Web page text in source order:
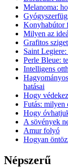
Melanoma:
Konyhabútor
Milyen az
Grafitos
Saint
Perle Bleue:
Intelligens
hatásai
Hogy
Futás: milyen
Hogy
A sövények
Amur folyó
Hogyan
Népszerű